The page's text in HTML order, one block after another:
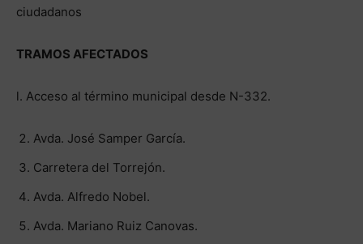
ciudadanos
TRAMOS AFECTADOS
l. Acceso al término municipal desde N-332.
Avda. José Samper García.
Carretera del Torrejón.
Avda. Alfredo Nobel.
Avda. Mariano Ruiz Canovas.